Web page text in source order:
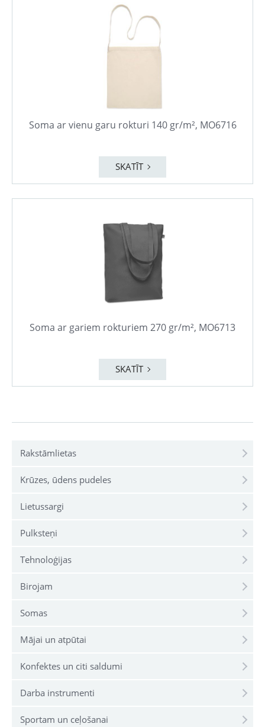
Rakstāmlietas
Krūzes, ūdens pudeles
Lietussargi
Pulksteņi
Tehnoloģijas
Birojam
Somas
Mājai un atpūtai
Konfektes un citi saldumi
Darba instrumenti
Sportam un ceļošanai
Soma ar vienu garu rokturi 140 gr/m², MO6716
SKATĪT
Soma ar gariem rokturiem 270 gr/m², MO6713
SKATĪT